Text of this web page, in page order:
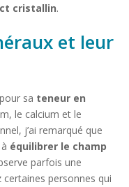
cristallin.
et leur
sa teneur en
le calcium et le
j’ai remarqué que
équilibrer le champ
parfois une
personnes qui